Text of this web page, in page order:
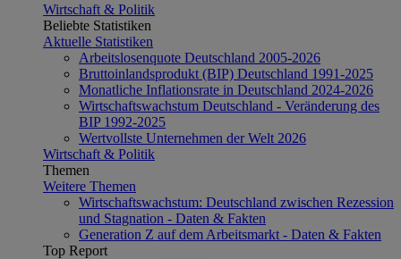
Wirtschaft & Politik
Beliebte Statistiken
Aktuelle Statistiken
Arbeitslosenquote Deutschland 2005-2026
Bruttoinlandsprodukt (BIP) Deutschland 1991-2025
Monatliche Inflationsrate in Deutschland 2024-2026
Wirtschaftswachstum Deutschland - Veränderung des
BIP 1992-2025
Wertvollste Unternehmen der Welt 2026
Wirtschaft & Politik
Themen
Weitere Themen
Wirtschaftswachstum: Deutschland zwischen Rezession
und Stagnation - Daten & Fakten
Generation Z auf dem Arbeitsmarkt - Daten & Fakten
Top Report